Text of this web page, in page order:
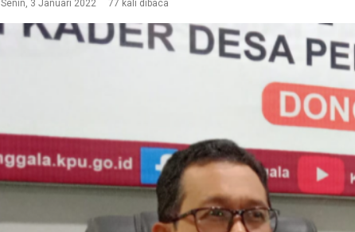
Senin, 3 Januari 2022
77 kali dibaca